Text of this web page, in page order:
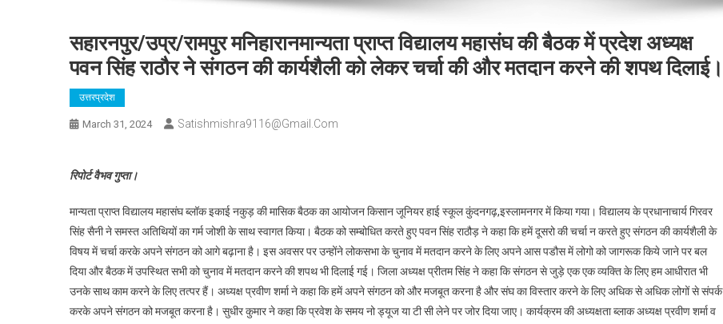
सहारनपुर/उप्र/रामपुर मनिहारानमान्यता प्राप्त विद्यालय महासंघ की बैठक में प्रदेश अध्यक्ष
पवन सिंह राठौर ने संगठन की कार्यशैली को लेकर चर्चा की और मतदान करने की शपथ दिलाई।
उत्तरप्रदेश
March 31, 2024 Satishmishra9116@gmail.com
रिपोर्ट वैभव गुप्ता।
मान्यता प्राप्त विद्यालय महासंघ ब्लॉक इकाई नकुड़ की मासिक बैठक का आयोजन किसान जूनियर हाई स्कूल कुंदनगढ़,इस्लामनगर में किया गया। विद्यालय के प्रधानाचार्य गिरवर
सिंह सैनी ने समस्त अतिथियों का गर्म जोशी के साथ स्वागत किया। बैठक को सम्बोधित करते हुए पवन सिंह राठौड़ ने कहा कि हमें दूसरो की चर्चा न करते हुए संगठन की कार्यशैली के
विषय में चर्चा करके अपने संगठन को आगे बढ़ाना है। इस अवसर पर उन्होंने लोकसभा के चुनाव में मतदान करने के लिए अपने आस पडौस में लोगो को जागरूक किये जाने पर बल
दिया और बैठक में उपस्थित सभी को चुनाव में मतदान करने की शपथ भी दिलाई गई। जिला अध्यक्ष प्रीतम सिंह ने कहा कि संगठन से जुड़े एक एक व्यक्ति के लिए हम आधीरात भी
उनके साथ काम करने के लिए तत्पर हैं। अध्यक्ष प्रवीण शर्मा ने कहा कि हमें अपने संगठन को और मजबूत करना है और संघ का विस्तार करने के लिए अधिक से अधिक लोगों से संपर्क
करके अपने संगठन को मजबूत करना है। सुधीर कुमार ने कहा कि प्रवेश के समय नो ड्यूज या टी सी लेने पर जोर दिया जाए। कार्यक्रम की अध्यक्षता ब्लाक अध्यक्ष प्रवीण शर्मा व